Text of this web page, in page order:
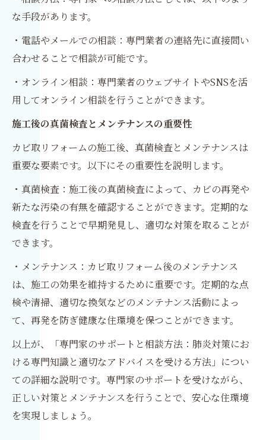
な手段があります。
・電話やメールでの相談：専門業者の連絡先に直接問い
合わせることで相談が可能です。
・オンライン相談：専門業者のウェブサイトやSNSを活
用してオンライン相談を行うことができます。
施工後の真菌検査とメンテナンスの重要性
カビ取リフォームの施工後、真菌検査とメンテナンスは
重要な要素です。以下にその重要性を説明します。
・真菌検査：施工後の真菌検査によって、カビの再発や
新たな汚染の有無を確認することができます。定期的な
検査を行うことで早期発見し、適切な対策を取ることが
できます。
・メンテナンス：カビ取リフォーム後のメンテナンス
は、施工の効果を維持するために重要です。定期的な点
検や清掃、適切な換気などのメンテナンス活動によっ
て、再発を防ぎ健康な住環境を保つことができます。
以上が、「専門家のサポートと相談方法：肺炎対策にお
ける専門知識と適切なアドバイスを受ける方法」につい
ての詳細な説明です。専門家のサポートを受けながら、
正しい対策とメンテナンスを行うことで、安心な住環境
を実現しましょう。